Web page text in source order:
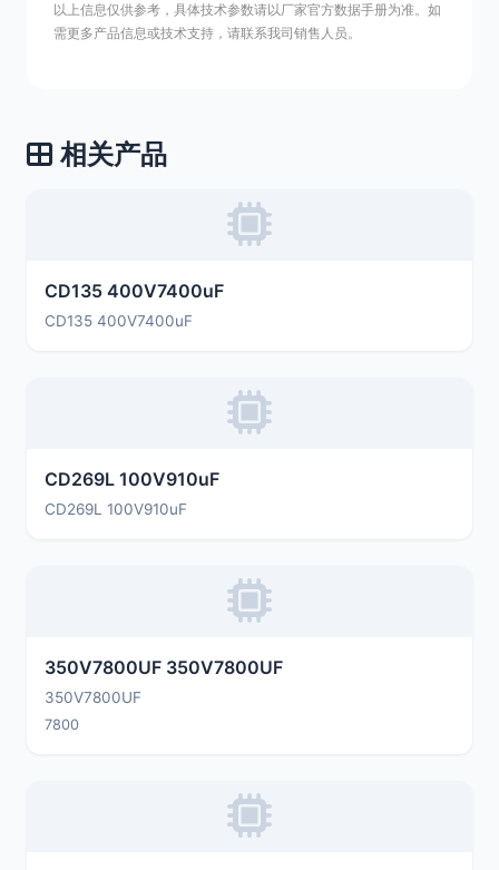
以上信息仅供参考，具体技术参数请以厂家官方数据手册为准。如
需更多产品信息或技术支持，请联系我司销售人员。
相关产品
CD135 400V7400uF
CD135 400V7400uF
CD269L 100V910uF
CD269L 100V910uF
350V7800UF 350V7800UF
350V7800UF
7800